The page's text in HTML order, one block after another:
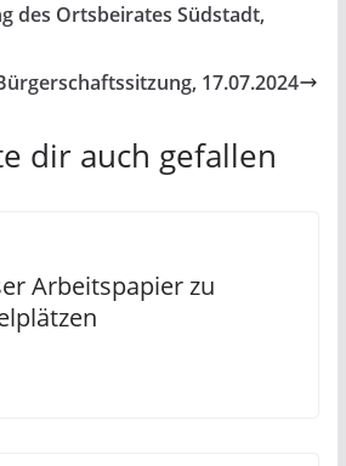
des Ortsbeirates Südstadt,
17.07.2024
dir auch gefallen
Arbeitspapier zu